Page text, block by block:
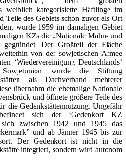
weiblich kategorisierte Häftlinge im
Teile des Gebiets schon zuvor als Ort
wurde 1959 im damaligen Gebiet
KZs die „Nationale Mahn- und
gegründet. Der Großteil der Fläche
von der sowjetischen Armee
‘Wiedervereinigung Deutschlands’
wurde die Stiftung
als Dachverband mehrerer
übernahm die ehemalige Nationale
und öffnete größere Teile des
die Gedenkstättennutzung. Ungefähr
sich der ‘Gedenkort KZ
zwischen 1942 und 1945 das
und ab Jänner 1945 bis zur
Der Gedenkort ist nicht in die
integriert, sondern wird autonom